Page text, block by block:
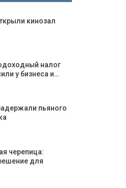
кинозал
налог
у бизнеса и…
пьяного
черепица:
для